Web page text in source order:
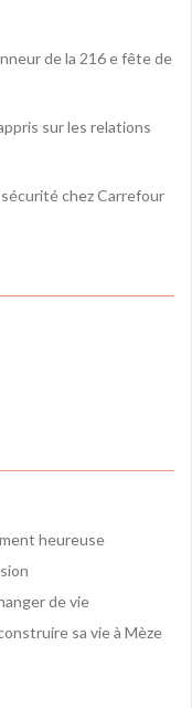
de la 216 e fête de
sur les relations
chez Carrefour
heureuse
de vie
sa vie à Mèze